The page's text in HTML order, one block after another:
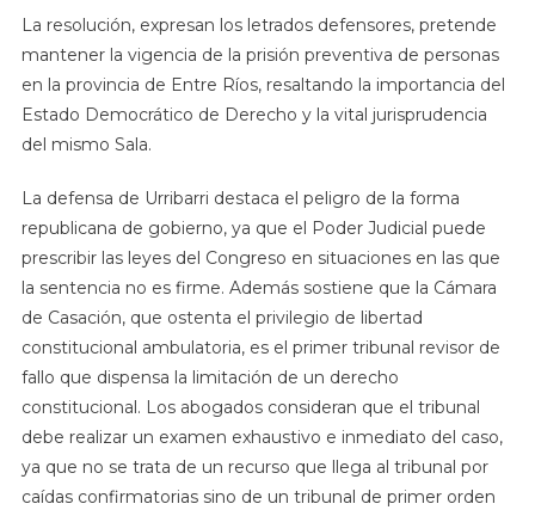
La resolución, expresan los letrados defensores, pretende
mantener la vigencia de la prisión preventiva de personas
en la provincia de Entre Ríos, resaltando la importancia del
Estado Democrático de Derecho y la vital jurisprudencia
del mismo Sala.
La defensa de Urribarri destaca el peligro de la forma
republicana de gobierno, ya que el Poder Judicial puede
prescribir las leyes del Congreso en situaciones en las que
la sentencia no es firme. Además sostiene que la Cámara
de Casación, que ostenta el privilegio de libertad
constitucional ambulatoria, es el primer tribunal revisor de
fallo que dispensa la limitación de un derecho
constitucional. Los abogados consideran que el tribunal
debe realizar un examen exhaustivo e inmediato del caso,
ya que no se trata de un recurso que llega al tribunal por
caídas confirmatorias sino de un tribunal de primer orden